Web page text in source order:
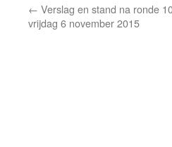
← Verslag en stand na ronde
vrijdag 6 november 2015